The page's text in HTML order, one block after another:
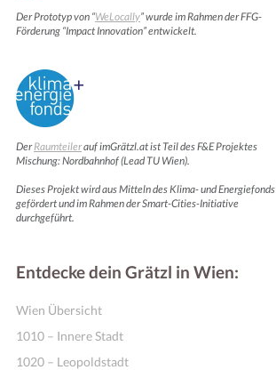
Der Prototyp von “WeLocally” wurde im Rahmen der FFG-
Förderung “Impact Innovation” entwickelt.
DerRaumteilerauf imGrätzl.at ist Teil des F&E Projektes
Mischung: Nordbahnhof (Lead TU Wien).
Dieses Projekt wird aus Mitteln des Klima- und Energiefonds
gefördert und im Rahmen der Smart-Cities-Initiative
durchgeführt.
Entdecke dein Grätzl in Wien:
Wien Übersicht
1010 – Innere Stadt
1020 – Leopoldstadt